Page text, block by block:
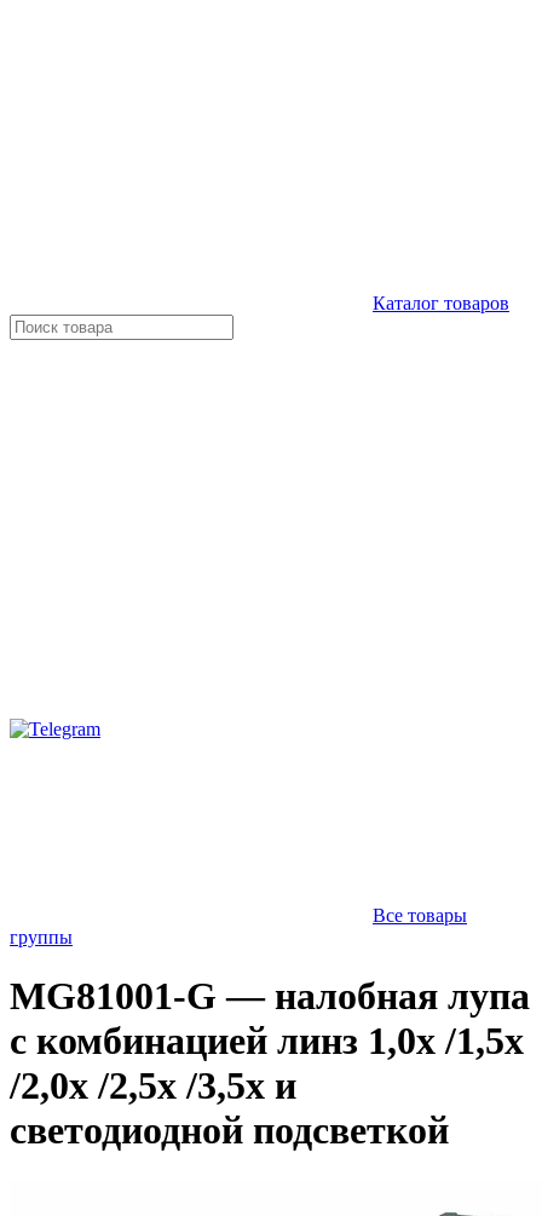
Каталог товаров
Все товары
группы
MG81001-G — налобная лупа
с комбинацией линз 1,0х /1,5х
/2,0х /2,5х /3,5х и
светодиодной подсветкой